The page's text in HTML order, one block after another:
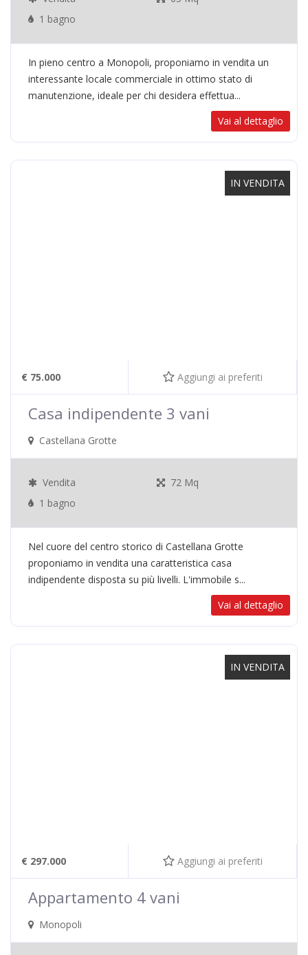
1 bagno
In pieno centro a Monopoli, proponiamo in vendita un
interessante locale commerciale in ottimo stato di
manutenzione, ideale per chi desidera effettua...
Vai al dettaglio
IN VENDITA
€ 75.000 Aggiungi ai preferiti
Casa indipendente 3 vani
Castellana Grotte
Vendita
72 Mq
1 bagno
Nel cuore del centro storico di Castellana Grotte
proponiamo in vendita una caratteristica casa
indipendente disposta su più livelli. L'immobile s...
Vai al dettaglio
IN VENDITA
€ 297.000 Aggiungi ai preferiti
Appartamento 4 vani
Monopoli